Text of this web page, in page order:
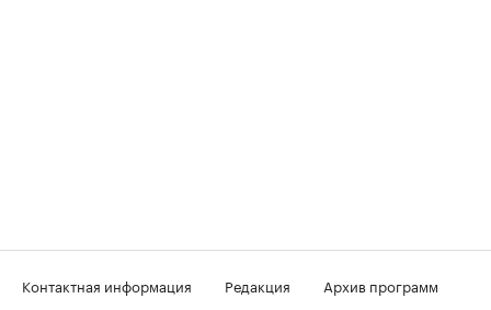
Контактная информация Редакция
Архив программ